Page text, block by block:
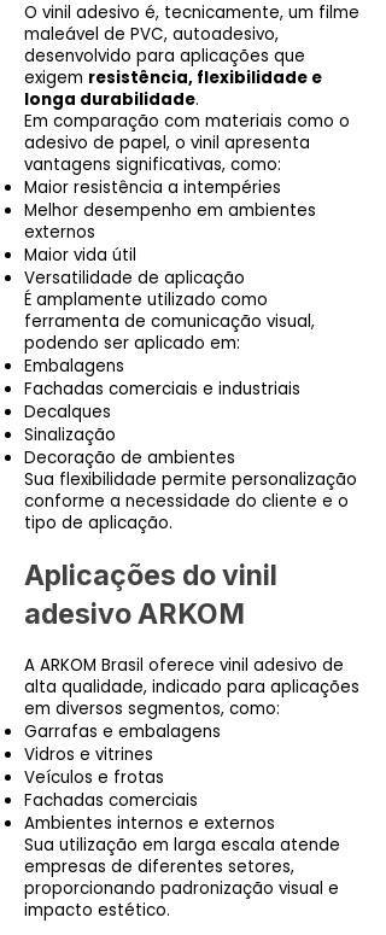
O vinil adesivo é, tecnicamente, um filme
maleável de PVC, autoadesivo,
desenvolvido para aplicações que
exigem resistência, flexibilidade e
longa durabilidade.
Em comparação com materiais como o
adesivo de papel, o vinil apresenta
vantagens significativas, como:
Maior resistência a intempéries
Melhor desempenho em ambientes
externos
Maior vida útil
Versatilidade de aplicação
É amplamente utilizado como
ferramenta de comunicação visual,
podendo ser aplicado em:
Embalagens
Fachadas comerciais e industriais
Decalques
Sinalização
Decoração de ambientes
Sua flexibilidade permite personalização
conforme a necessidade do cliente e o
tipo de aplicação.
Aplicações do vinil
adesivo ARKOM
A ARKOM Brasil oferece vinil adesivo de
alta qualidade, indicado para aplicações
em diversos segmentos, como:
Garrafas e embalagens
Vidros e vitrines
Veículos e frotas
Fachadas comerciais
Ambientes internos e externos
Sua utilização em larga escala atende
empresas de diferentes setores,
proporcionando padronização visual e
impacto estético.